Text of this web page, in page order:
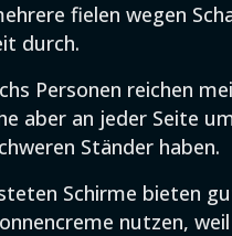
fielen wegen
durch.
Personen reichen
aber an jeder Seite
Ständer haben.
Schirme bieten
nutzen,